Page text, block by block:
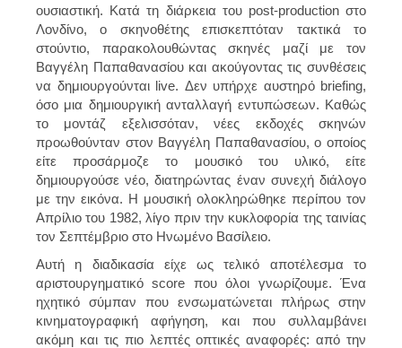
ουσιαστική. Κατά τη διάρκεια του post-production στο
Λονδίνο, ο σκηνοθέτης επισκεπτόταν τακτικά το
στούντιο, παρακολουθώντας σκηνές μαζί με τον
Βαγγέλη Παπαθανασίου και ακούγοντας τις συνθέσεις
να δημιουργούνται live. Δεν υπήρχε αυστηρό briefing,
όσο μια δημιουργική ανταλλαγή εντυπώσεων. Καθώς
το μοντάζ εξελισσόταν, νέες εκδοχές σκηνών
προωθούνταν στον Βαγγέλη Παπαθανασίου, ο οποίος
είτε προσάρμοζε το μουσικό του υλικό, είτε
δημιουργούσε νέο, διατηρώντας έναν συνεχή διάλογο
με την εικόνα. Η μουσική ολοκληρώθηκε περίπου τον
Απρίλιο του 1982, λίγο πριν την κυκλοφορία της ταινίας
τον Σεπτέμβριο στο Ηνωμένο Βασίλειο.
Αυτή η διαδικασία είχε ως τελικό αποτέλεσμα το
αριστουργηματικό score που όλοι γνωρίζουμε. Ένα
ηχητικό σύμπαν που ενσωματώνεται πλήρως στην
κινηματογραφική αφήγηση, και που συλλαμβάνει
ακόμη και τις πιο λεπτές οπτικές αναφορές: από την